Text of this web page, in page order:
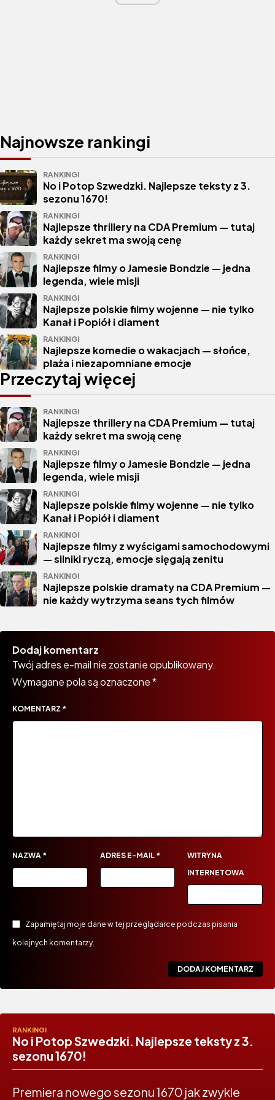
Najnowsze rankingi
RANKINGI
No i Potop Szwedzki. Najlepsze teksty z 3.
sezonu 1670!
RANKINGI
Najlepsze thrillery na CDA Premium — tutaj
każdy sekret ma swoją cenę
RANKINGI
Najlepsze filmy o Jamesie Bondzie — jedna
legenda, wiele misji
RANKINGI
Najlepsze polskie filmy wojenne — nie tylko
Kanał i Popiół i diament
RANKINGI
Najlepsze komedie o wakacjach — słońce,
plaża i niezapomniane emocje
Przeczytaj więcej
RANKINGI
Najlepsze thrillery na CDA Premium — tutaj
każdy sekret ma swoją cenę
RANKINGI
Najlepsze filmy o Jamesie Bondzie — jedna
legenda, wiele misji
RANKINGI
Najlepsze polskie filmy wojenne — nie tylko
Kanał i Popiół i diament
RANKINGI
Najlepsze filmy z wyścigami samochodowymi
— silniki ryczą, emocje sięgają zenitu
RANKINGI
Najlepsze polskie dramaty na CDA Premium —
nie każdy wytrzyma seans tych filmów
Dodaj komentarz
Twój adres e-mail nie zostanie opublikowany.
Wymagane pola są oznaczone*
KOMENTARZ *
NAZWA * ADRES E-MAIL *
WITRYNA
INTERNETOWA
Zapamiętaj moje dane w tej przeglądarce podczas pisania
kolejnych komentarzy.
RANKINGI
No i Potop Szwedzki. Najlepsze teksty z 3.
sezonu 1670!
Premiera nowego sezonu 1670 jak zwykle